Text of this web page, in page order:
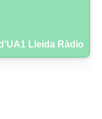
Lleida Ràdio